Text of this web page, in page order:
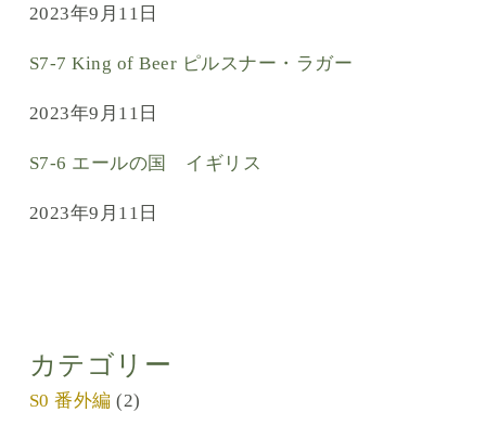
2023年9月11日
S7-7 King of Beer ピルスナー・ラガー
2023年9月11日
S7-6 エールの国 イギリス
2023年9月11日
カテゴリー
S0 番外編 (2)